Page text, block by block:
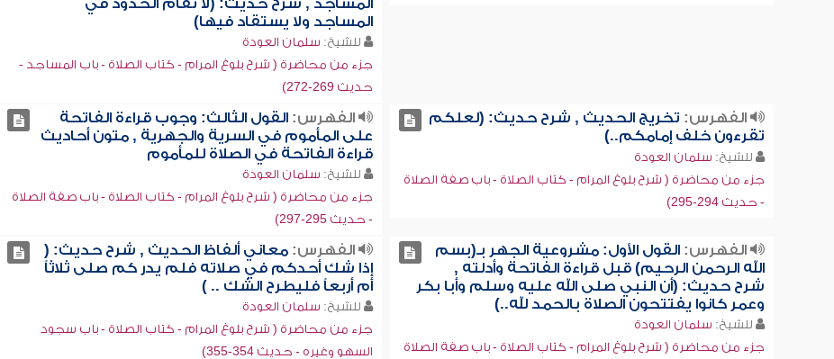
المساجد , شرح حديث: (لا تقام الحدود في
المساجد ولا يستقاد فيها)
للشيخ: سلمان العودة
جزء من محاضرة ( شرح بلوغ المرام - كتاب الصلاة - باب المساجد -
حديث 269-272)
الفهرس: تخريج الحديث , شرح حديث: (لعلكم
تقرءون خلف إمامكم..)
للشيخ: سلمان العودة
جزء من محاضرة ( شرح بلوغ المرام - كتاب الصلاة - باب صفة الصلاة
- حديث 294-295)
الفهرس: القول الثالث: وجوب قراءة الفاتحة
على المأموم في السرية والجهرية , متون أحاديث
قراءة الفاتحة في الصلاة للمأموم
للشيخ: سلمان العودة
جزء من محاضرة ( شرح بلوغ المرام - كتاب الصلاة - باب صفة الصلاة
- حديث 295-297)
الفهرس:القول الأول: مشروعية الجهر بـ(بسم
الله الرحمن الرحيم) قبل قراءة الفاتحة وأدلته ,
شرح حديث: (أن النبي صلى الله عليه وسلم وأبا بكر
وعمر كانوا يفتتحون الصلاة بالحمد لله..)
للشيخ: سلمان العودة
جزء من محاضرة ( شرح بلوغ المرام - كتاب الصلاة - باب صفة الصلاة
الفهرس: معاني ألفاظ الحديث , شرح حديث: (
إذا شك أحدكم في صلاته فلم يدر كم صلى ثلاثاً
أم أربعاً فليطرح الشك .. )
للشيخ: سلمان العودة
جزء من محاضرة ( شرح بلوغ المرام - كتاب الصلاة - باب سجود
السهو وغيره - حديث 354-355)